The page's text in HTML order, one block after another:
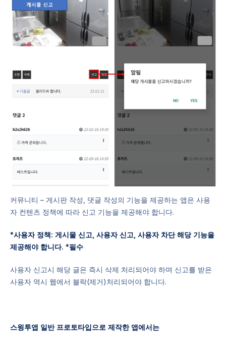
커뮤니티 – 게시판 작성, 댓글 작성의 기능을 제공하는 앱은 사용
자 컨텐츠 정책에 따라 신고 기능을 제공해야 합니다.
*사용자 정책: 게시물 신고, 사용자 신고, 사용자 차단해당 기능을
제공해야 합니다. *필수
사용자 신고시 해당 글은 즉시 삭제 처리되어야 하며 신고를 받은
사용자 역시 웹에서 블락(제거)처리되어야 합니다.
스윙투앱 일반 프로토타입으로 제작한 앱에서는